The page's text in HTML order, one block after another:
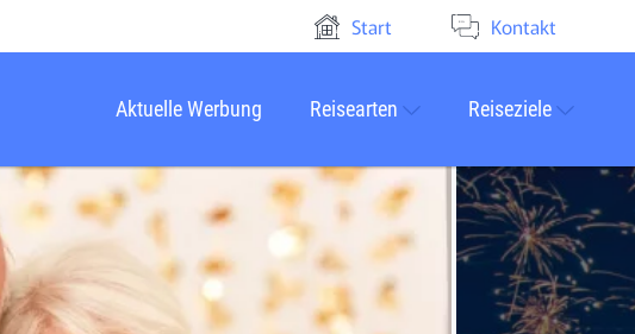
Start Kontakt
Aktuelle Werbung Reisearten Reiseziele